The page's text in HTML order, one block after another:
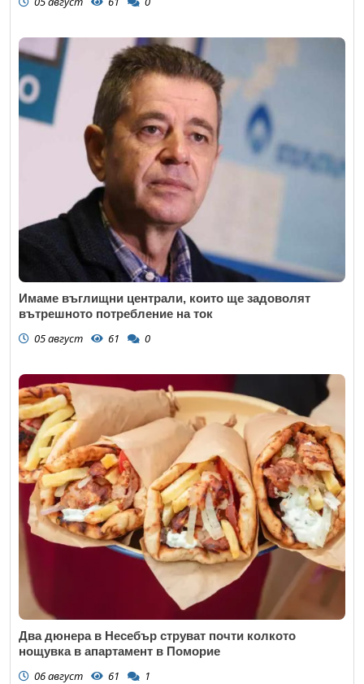
Имаме въглищни централи, които ще задоволят
вътрешното потребление на ток
05 август 61 0
Два дюнера в Несебър струват почти колкото
нощувка в апартамент в Поморие
06 август 61 1